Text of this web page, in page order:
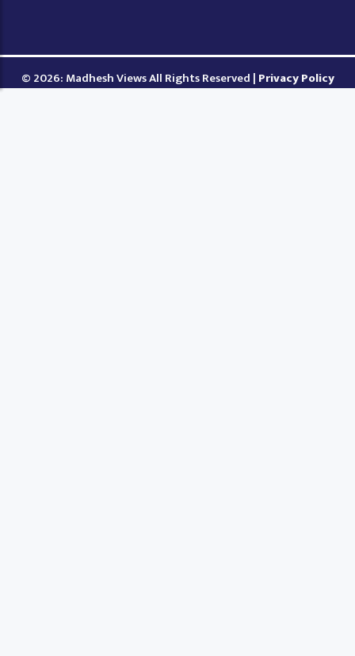
© 2026: Madhesh Views All Rights Reserved | Privacy Policy